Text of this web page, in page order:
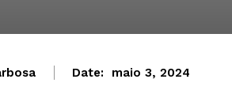
Date: maio 3, 2024